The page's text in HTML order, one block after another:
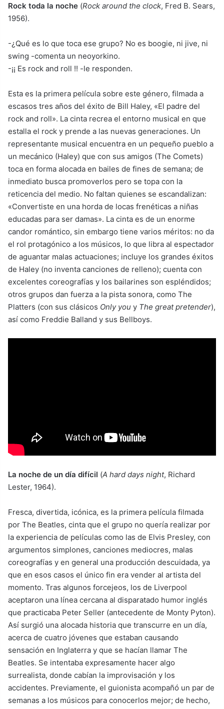
Rock toda la noche (Rock around the clock, Fred B. Sears,
1956).
-¿Qué es lo que toca ese grupo? No es boogie, ni jive, ni
swing -comenta un neoyorkino.
-¡¡ Es rock and roll !! -le responden.
Esta es la primera película sobre este género, filmada a
escasos tres años del éxito de Bill Haley, «El padre del
rock and roll». La cinta recrea el entorno musical en que
estalla el rock y prende a las nuevas generaciones. Un
representante musical encuentra en un pequeño pueblo a
un mecánico (Haley) que con sus amigos (The Comets)
toca en forma alocada en bailes de fines de semana; de
inmediato busca promoverlos pero se topa con la
reticencia del medio. No faltan quienes se escandalizan:
«Convertiste en una horda de locas frenéticas a niñas
educadas para ser damas». La cinta es de un enorme
candor romántico, sin embargo tiene varios méritos: no da
el rol protagónico a los músicos, lo que libra al espectador
de aguantar malas actuaciones; incluye los grandes éxitos
de Haley (no inventa canciones de relleno); cuenta con
excelentes coreografías y los bailarines son espléndidos;
otros grupos dan fuerza a la pista sonora, como The
Platters (con sus clásicos Only you y The great pretender),
así como Freddie Balland y sus Bellboys.
La noche de un día difícil (A hard days night, Richard
Lester, 1964).
Fresca, divertida, icónica, es la primera película filmada
por The Beatles, cinta que el grupo no quería realizar por
la experiencia de películas como las de Elvis Presley, con
argumentos simplones, canciones mediocres, malas
coreografías y en general una producción descuidada, ya
que en esos casos el único fin era vender al artista del
momento. Tras algunos forcejeos, los de Liverpool
aceptaron una línea cercana al disparatado humor inglés
que practicaba Peter Seller (antecedente de Monty Pyton).
Así surgió una alocada historia que transcurre en un día,
acerca de cuatro jóvenes que estaban causando
sensación en Inglaterra y que se hacían llamar The
Beatles. Se intentaba expresamente hacer algo
surrealista, donde cabían la improvisación y los
accidentes. Previamente, el guionista acompañó un par de
semanas a los músicos para conocerlos mejor; de hecho,